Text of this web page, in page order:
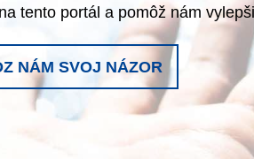
tento portál a pomôž nám
NÁM SVOJ NÁZOR